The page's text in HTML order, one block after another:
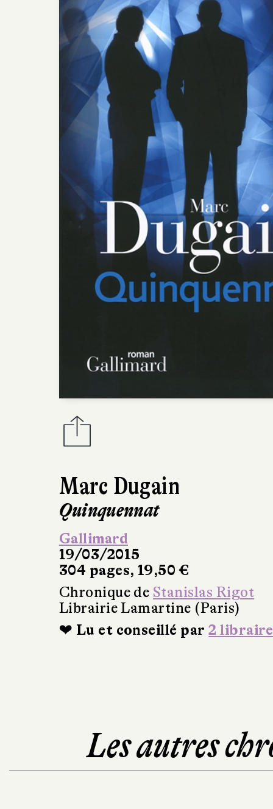
Marc Dugain
Quinquennat
Gallimard
19/03/2015
304 pages, 19,50 €
Chronique de Stanislas Rigot
Librairie Lamartine (Paris)
❤ Lu et conseillé par2
Les autres